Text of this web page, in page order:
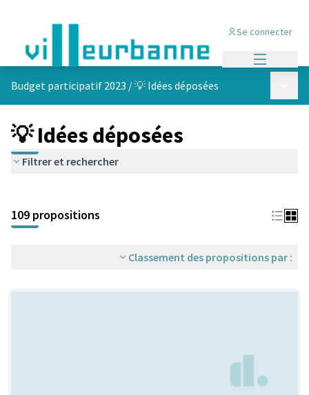
Se connecter
Budget participatif 2023 /💡 Idées déposées
💡 Idées déposées
Filtrer et rechercher
+
−
109 propositions
Classement des propositions par :